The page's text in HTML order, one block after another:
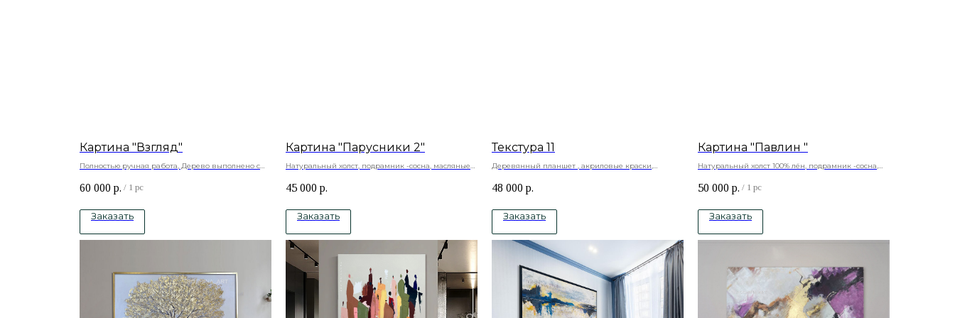
Картина "Взгляд"
Полностью ручная работа, Дерево выполнено с
Натуральный холст , подрамник -сосна, акриловые
60 000 р. / 1 pc
Заказать
Картина "Парусники 2"
Натуральный холст, подрамник -сосна, масляные
45 000 р.
Заказать
Текстура 11
Деревянный планшет , акриловые краски,
48 000 р.
Заказать
Картина "Павлин "
Натуральный холст 100% лён, подрамник -сосна,
ювелирная смола, имитация камней
50 000 р. / 1 pc
Заказать